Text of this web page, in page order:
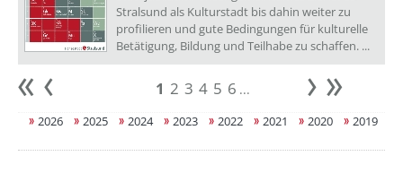
Stralsund als Kulturstadt bis dahin weiter zu
profilieren und gute Bedingungen für kulturelle
Betätigung, Bildung und Teilhabe zu schaffen. ...
Anfang 1 2 3 4 5 6 ... weiter
2026 2025 2024 2023 2022 2021 2020 2019